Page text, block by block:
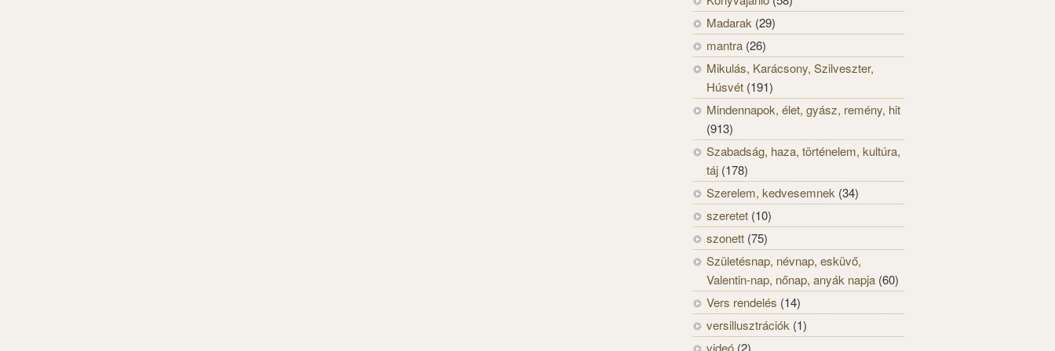
Madarak (29)
mantra (26)
Mikulás, Karácsony, Szilveszter,
Húsvét (191)
Mindennapok, élet, gyász, remény, hit
(913)
Szabadság, haza, történelem, kultúra,
táj (178)
Szerelem, kedvesemnek (34)
szeretet (10)
szonett (75)
Születésnap, névnap, esküvő,
Valentin-nap, nőnap, anyák napja (60)
Vers rendelés (14)
versillusztrációk (1)
videó (2)